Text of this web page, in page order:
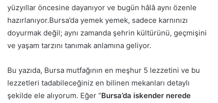
yüzyıllar öncesine dayanıyor ve bugün hâlâ aynı özenle
hazırlanıyor.Bursa’da yemek yemek, sadece karnınızı
doyurmak değil; aynı zamanda şehrin kültürünü, geçmişini
ve yaşam tarzını tanımak anlamına geliyor.
Bu yazıda, Bursa mutfağının en meşhur 5 lezzetini ve bu
lezzetleri tadabileceğiniz en bilinen mekanları detaylı
şekilde ele alıyorum. Eğer “Bursa’da iskender nerede